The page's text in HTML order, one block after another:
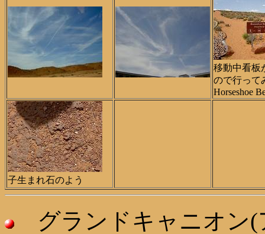
移動中看板
ので行って
Horseshoe
子生まれ石のよう
グランドキャニオン(